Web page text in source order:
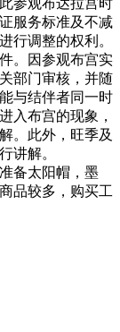
服务标准及不减
行调整的权利。
。因参观布宫实
部门审核，并随
与结伴者同一时
入布宫的现象，
。此外，旺季及
讲解。
备太阳帽，墨
品较多，购买工